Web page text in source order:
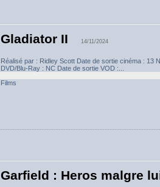
Gladiator II 14/11/2024
Réalisé par : Ridley Scott Date de sortie cinéma : 13
DVD/Blu-Ray : NC Date de sortie VOD :...
Films
Garfield : Heros malgre